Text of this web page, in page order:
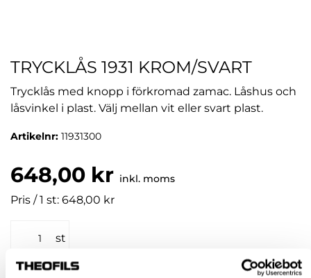
TRYCKLÅS 1931 KROM/SVART
Trycklås med knopp i förkromad zamac. Låshus och
låsvinkel i plast. Välj mellan vit eller svart plast.
Artikelnr: 11931300
648,00 kr inkl. moms
Pris / 1 st: 648,00 kr
st